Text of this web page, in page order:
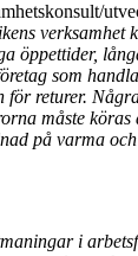
verksamhet
öppettider,
som
för returer.
måste
på varma
i